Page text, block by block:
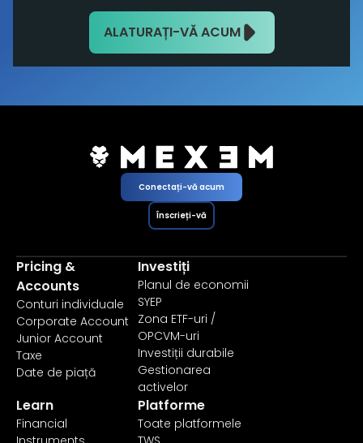
ALATURAȚI-VĂ ACUM
Conectați-vă acum
Înscrieți-vă
Pricing &
Accounts
Conturi individuale
Corporate Account
Junior Account
Taxe
Date de piață
Investiți
Planul de economii
SYEP
Zona ETF-uri /
OPCVM-uri
Investiții durabile
Gestionarea
activelor
Learn
Financial
Platforme
Toate platformele